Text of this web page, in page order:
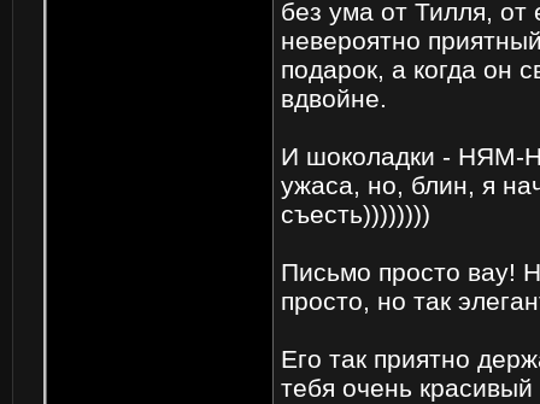
без ума от Тилля, от
невероятно
подарок, а когда он
вдвойне.
И шоколадки - НЯМ-
ужаса, но, блин, я
съесть))))))))
Письмо просто вау!
просто, но так
Его так приятно
тебя очень красивый